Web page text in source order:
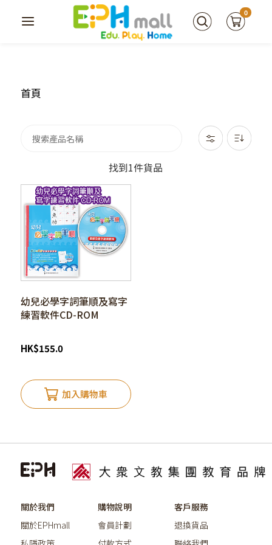
0
首頁
找到1件貨品
幼兒必學字詞筆順及寫字
練習軟件CD-ROM
HK$155.0
加入購物車
關於我們
關於EPHmall
購物說明
會員計劃
客戶服務
退換貨品